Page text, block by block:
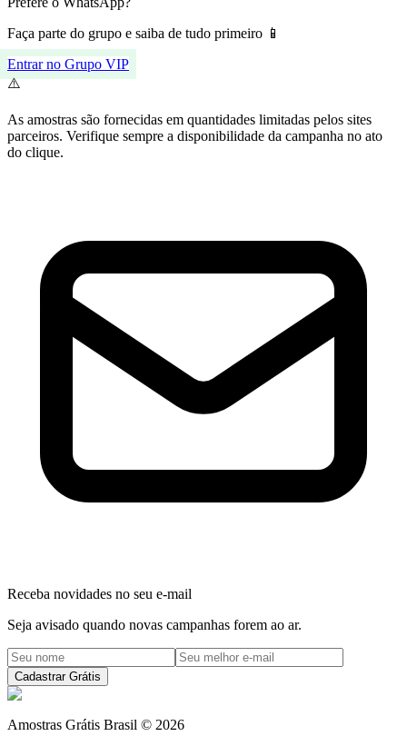
Faça parte do grupo e saiba de tudo primeiro 📱
Entrar no Grupo VIP
⚠️
As amostras são fornecidas em quantidades limitadas pelos sites
parceiros. Verifique sempre a disponibilidade da campanha no ato
do clique.
Receba novidades no seu e-mail
Seja avisado quando novas campanhas forem ao ar.
Cadastrar Grátis
Amostras Grátis Brasil © 2026